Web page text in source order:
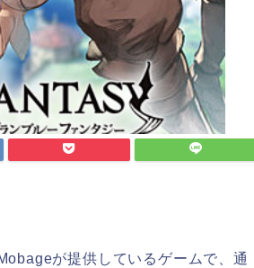
が提供しているゲームで、通